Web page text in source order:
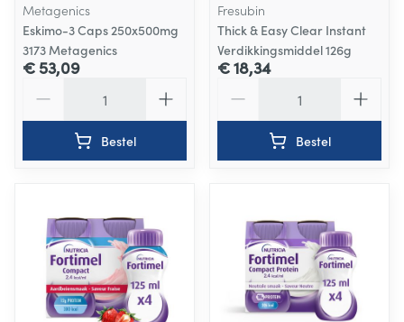
Metagenics
Eskimo-3 Caps 250x500mg
3173 Metagenics
€ 53,09
Bestel
Fresubin
Thick & Easy Clear Instant
Verdikkingsmiddel 126g
€ 18,34
Bestel